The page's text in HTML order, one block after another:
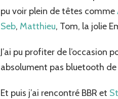
pu voir plein de têtes comme
Seb, Matthieu, Tom, la jolie
J’ai pu profiter de l’occasion
absolument pas bluetooth
Et puis j’ai rencontré BBR et